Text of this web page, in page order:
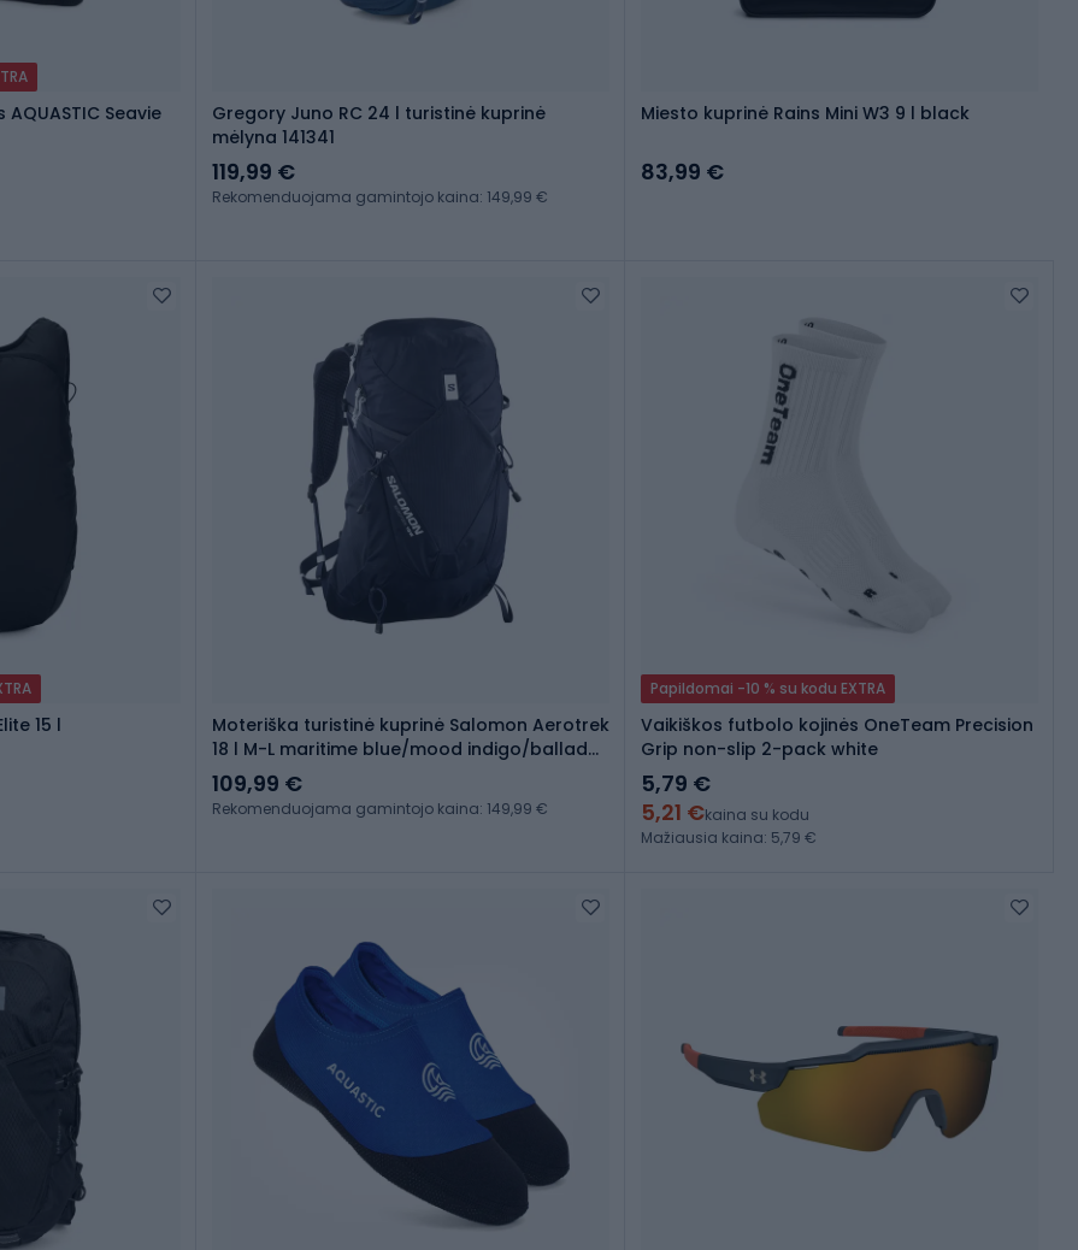
Seavie
Gregory Juno RC 24 l turistinė kuprinė
mėlyna 141341
119,99 €
Rekomenduojama gamintojo kaina: 149,99 €
Miesto kuprinė Rains Mini W3 9 l black
83,99 €
15 l
Moteriška turistinė kuprinė Salomon Aerotrek
18 l M-L maritime blue/mood indigo/ballad
blue
109,99 €
Rekomenduojama gamintojo kaina: 149,99 €
Papildomai -10 % su kodu EXTRA
Vaikiškos futbolo kojinės OneTeam Precision
Grip non-slip 2-pack white
5,79 €
5,21 €kaina su kodu
Mažiausia kaina: 5,79 €